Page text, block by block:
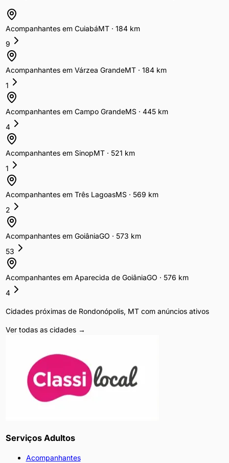
Acompanhantesem CuiabáMT· 184km
9
Acompanhantesem Várzea GrandeMT· 184km
1
Acompanhantesem Campo GrandeMS· 445km
4
Acompanhantesem SinopMT· 521 km
1
Acompanhantesem Três LagoasMS· 569 km
2
Acompanhantesem GoiâniaGO · 573 km
53
Acompanhantesem Aparecida de GoiâniaGO · 576 km
4
Cidades próximas de Rondonópolis, MTcom anúncios ativos
Ver todas as cidades →
Serviços Adultos
Acompanhantes